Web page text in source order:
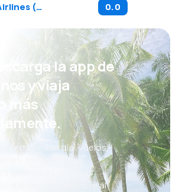
(AG 0.0
la app de
y viaja
más
ofertas cada día: vuelos,
escapadas
gestión de reservas
lo que importa, siempre al